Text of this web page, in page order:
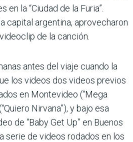
la “Ciudad de la Furia”.
capital argentina, aprovecharon
de la canción.
antes del viaje cuando la
los videos dos videos previos
en Montevideo (“Mega
Nirvana”), y bajo esa
de “Baby Get Up” en Buenos
serie de videos rodados en los